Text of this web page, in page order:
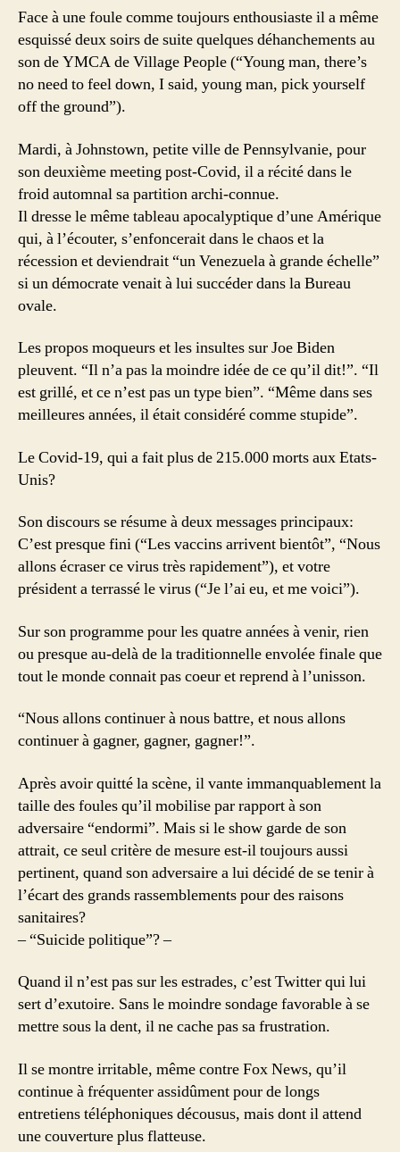
Face à une foule comme toujours enthousiaste il a même
esquissé deux soirs de suite quelques déhanchements au
son de YMCA de Village People (“Young man, there’s
no need to feel down, I said, young man, pick yourself
off the ground”).
Mardi, à Johnstown, petite ville de Pennsylvanie, pour
son deuxième meeting post-Covid, il a récité dans le
froid automnal sa partition archi-connue.
Il dresse le même tableau apocalyptique d’une Amérique
qui, à l’écouter, s’enfoncerait dans le chaos et la
récession et deviendrait “un Venezuela à grande échelle”
si un démocrate venait à lui succéder dans la Bureau
ovale.
Les propos moqueurs et les insultes sur Joe Biden
pleuvent. “Il n’a pas la moindre idée de ce qu’il dit!”. “Il
est grillé, et ce n’est pas un type bien”. “Même dans ses
meilleures années, il était considéré comme stupide”.
Le Covid-19, qui a fait plus de 215.000 morts aux Etats-
Unis?
Son discours se résume à deux messages principaux:
C’est presque fini (“Les vaccins arrivent bientôt”, “Nous
allons écraser ce virus très rapidement”), et votre
président a terrassé le virus (“Je l’ai eu, et me voici”).
Sur son programme pour les quatre années à venir, rien
ou presque au-delà de la traditionnelle envolée finale que
tout le monde connait pas coeur et reprend à l’unisson.
“Nous allons continuer à nous battre, et nous allons
continuer à gagner, gagner, gagner!”.
Après avoir quitté la scène, il vante immanquablement la
taille des foules qu’il mobilise par rapport à son
adversaire “endormi”. Mais si le show garde de son
attrait, ce seul critère de mesure est-il toujours aussi
pertinent, quand son adversaire a lui décidé de se tenir à
l’écart des grands rassemblements pour des raisons
sanitaires?
– “Suicide politique”? –
Quand il n’est pas sur les estrades, c’est Twitter qui lui
sert d’exutoire. Sans le moindre sondage favorable à se
mettre sous la dent, il ne cache pas sa frustration.
Il se montre irritable, même contre Fox News, qu’il
continue à fréquenter assidûment pour de longs
entretiens téléphoniques décousus, mais dont il attend
une couverture plus flatteuse.